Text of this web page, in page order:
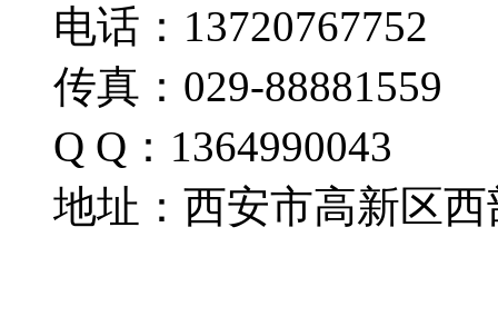
电话：13720767752
传真：029-88881559
Q Q：1364990043
地址：西安市高新区西